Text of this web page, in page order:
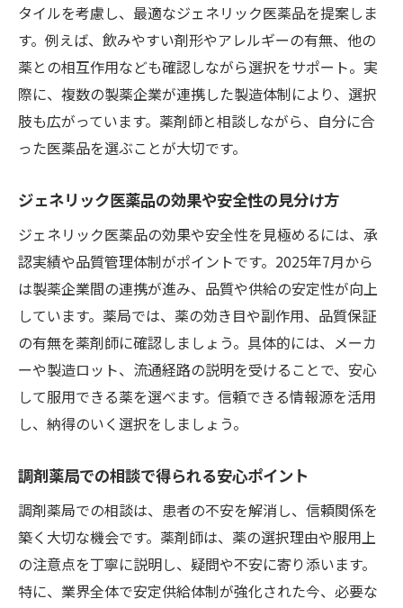
タイルを考慮し、最適なジェネリック医薬品を提案しま
す。例えば、飲みやすい剤形やアレルギーの有無、他の
薬との相互作用なども確認しながら選択をサポート。実
際に、複数の製薬企業が連携した製造体制により、選択
肢も広がっています。薬剤師と相談しながら、自分に合
った医薬品を選ぶことが大切です。
ジェネリック医薬品の効果や安全性の見分け方
ジェネリック医薬品の効果や安全性を見極めるには、承
認実績や品質管理体制がポイントです。2025年7月から
は製薬企業間の連携が進み、品質や供給の安定性が向上
しています。薬局では、薬の効き目や副作用、品質保証
の有無を薬剤師に確認しましょう。具体的には、メーカ
ーや製造ロット、流通経路の説明を受けることで、安心
して服用できる薬を選べます。信頼できる情報源を活用
し、納得のいく選択をしましょう。
調剤薬局での相談で得られる安心ポイント
調剤薬局での相談は、患者の不安を解消し、信頼関係を
築く大切な機会です。薬剤師は、薬の選択理由や服用上
の注意点を丁寧に説明し、疑問や不安に寄り添います。
特に、業界全体で安定供給体制が強化された今、必要な